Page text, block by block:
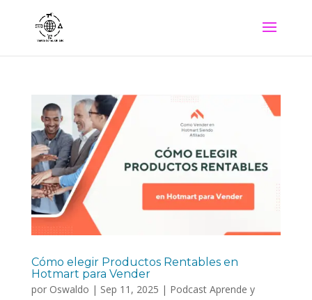
Cómo elegir Productos Rentables en
Hotmart para Vender
por Oswaldo | Sep 11, 2025 | Podcast Aprende y